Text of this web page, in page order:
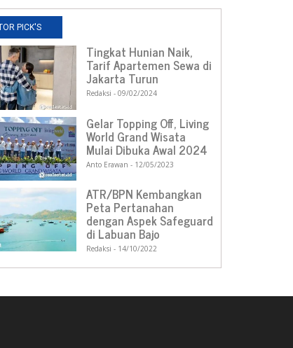
PICK'S
Tingkat Hunian Naik,
Tarif Apartemen Sewa di
Jakarta Turun
Redaksi 09/02/2024
Gelar Topping Off, Living
World Grand Wisata
Mulai Dibuka Awal 2024
Anto Erawan 12/05/2023
ATR/BPN Kembangkan
Peta Pertanahan
dengan Aspek Safeguard
di Labuan Bajo
Redaksi 14/10/2022